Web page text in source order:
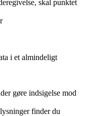
skal punktet
i et almindeligt
gøre indsigelse mod
finder du